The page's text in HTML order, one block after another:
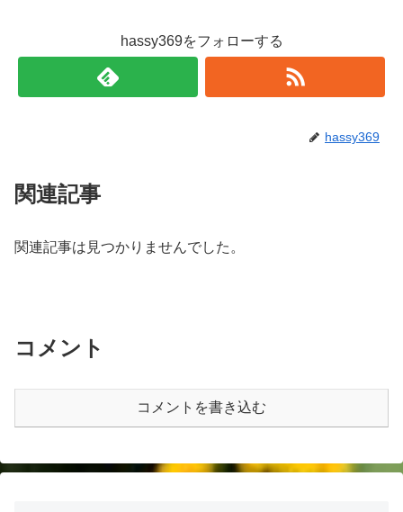
hassy369をフォローする
hassy369
関連記事
関連記事は見つかりませんでした。
コメント
コメントを書き込む